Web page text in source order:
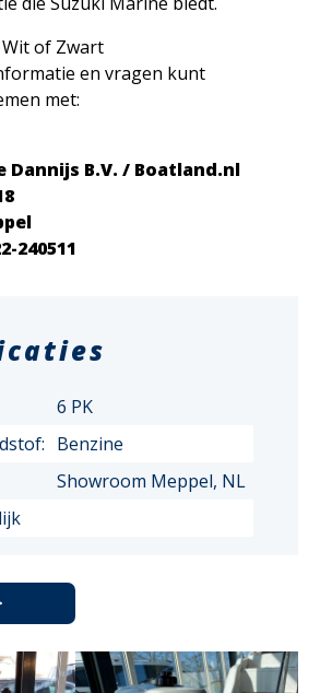
of Zwart
en vragen kunt
met:
Dannijs B.V. / Boatland.nl
240511
6 PK
Benzine
Showroom Meppel, NL